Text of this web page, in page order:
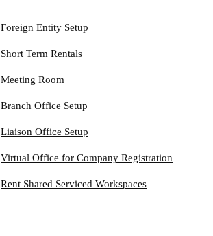
Foreign Entity Setup
Short Term Rentals
Meeting Room
Branch Office Setup
Liaison Office Setup
Virtual Office for Company Registration
Rent Shared Serviced Workspaces